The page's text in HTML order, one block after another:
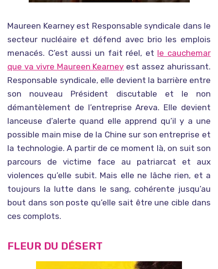
Maureen Kearney est Responsable syndicale dans le
secteur nucléaire et défend avec brio les emplois
menacés. C’est aussi un fait réel, et le cauchemar
que va vivre Maureen Kearney est assez ahurissant.
Responsable syndicale, elle devient la barrière entre
son nouveau Président discutable et le non
démantèlement de l’entreprise Areva. Elle devient
lanceuse d’alerte quand elle apprend qu’il y a une
possible main mise de la Chine sur son entreprise et
la technologie. A partir de ce moment là, on suit son
parcours de victime face au patriarcat et aux
violences qu’elle subit. Mais elle ne lâche rien, et a
toujours la lutte dans le sang, cohérente jusqu’au
bout dans son poste qu’elle sait être une cible dans
ces complots.
FLEUR DU DÉSERT